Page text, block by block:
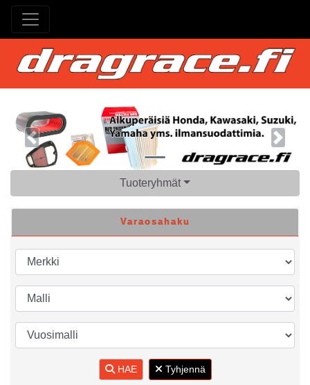
Previous Next
Tuoteryhmät
Varaosahaku
HAE Tyhjennä